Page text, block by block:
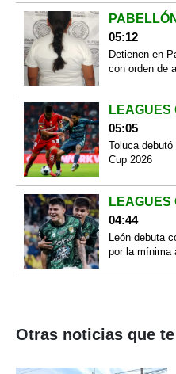
05:12
Detienen en
con orden de
LEAGUES
05:05
Toluca
Cup 2026
LEAGUES
04:44
León debuta
por la mínima
Otras noticias que